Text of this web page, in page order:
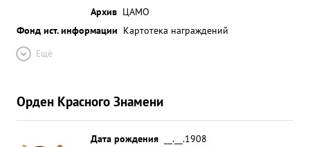
Архив ЦАМО
Фонд ист. информации Картотека награждений
Ещё
Орден Красного Знамени
Дата рождения
__.__.1908